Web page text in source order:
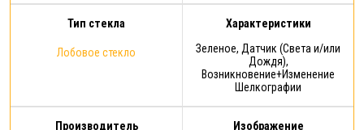
Тип стекла
Лобовое стекло
Характеристики
Зеленое, Датчик (Света и/или
Дождя),
Возникновение+Изменение
Шелкографии
Производитель
Изображение